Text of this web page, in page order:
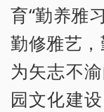
育“勤养雅
勤修雅艺
为矢志不
园文化建